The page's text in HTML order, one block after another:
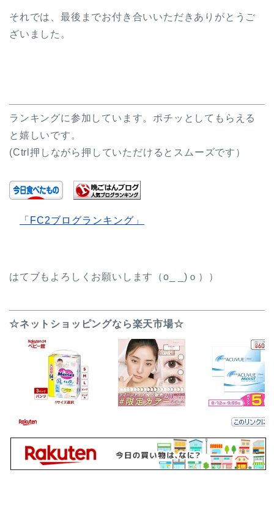
それでは、最後までお付き合いいただきありがとうご
ざいました。
ランキングに参加しています。ポチッとしてもらえる
と嬉しいです。
(Ctrl押しながら押していただけるとスムーズです）
「FC2ブログランキング」
はてブもよろしくお願いします（o_ _)ｏ））
☆ネットショッピングなら楽天市場☆